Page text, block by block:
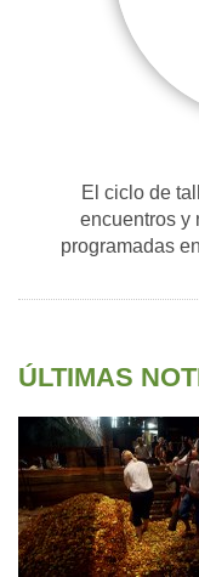
El ciclo de
encuentros y
programadas
ÚLTIMAS